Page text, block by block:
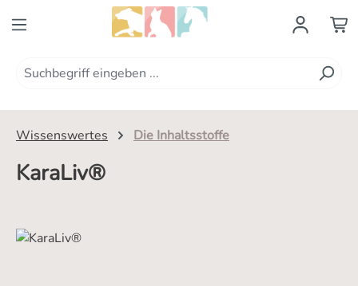
Zum Hauptinhalt springen
Wissenswertes Die Inhaltsstoffe
KaraLiv®